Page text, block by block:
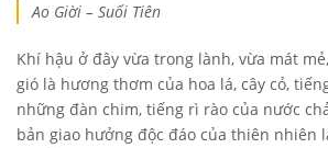
Ao Giời – Suối Tiên
Khí hậu ở đây vừa trong lành, vừa mát
gió là hương thơm của hoa lá, cây cỏ,
những đàn chim, tiếng rì rào của nước
bản giao hưởng độc đáo của thiên nhiên